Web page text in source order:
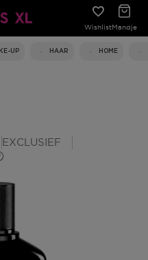
WishlistMandje
UP HAAR HOME
EXCLUSIEF